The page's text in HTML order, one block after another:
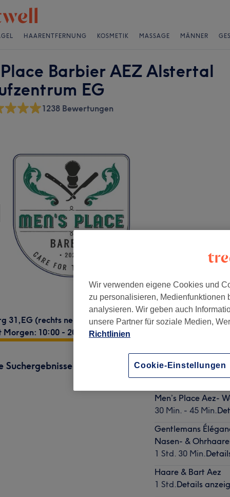
HAARENTFERNUNG KOSMETIK MASSAGE MÄNNER
Barbier AEZ Alstertal
EG
1238 Bewertungen
31,EG (rechts neben Douglas), Hamburg, 22391
10:00 - 20:00
Suchergebnisse
Classique Pakét
1 Std.Details
Men’s Place Aez-
30 Min. - 45 Min.
Gentlemans
Nasen- &
1 Std. 30 Min.
Haare & Bart Aez
1 Std.Details
Wir verwenden eigene Cookies und
zu personalisieren, Medienfunktionen
analysieren. Wir geben auch
unsere Partner für soziale Medien,
Richtlinien
Cookie-Einstellungen